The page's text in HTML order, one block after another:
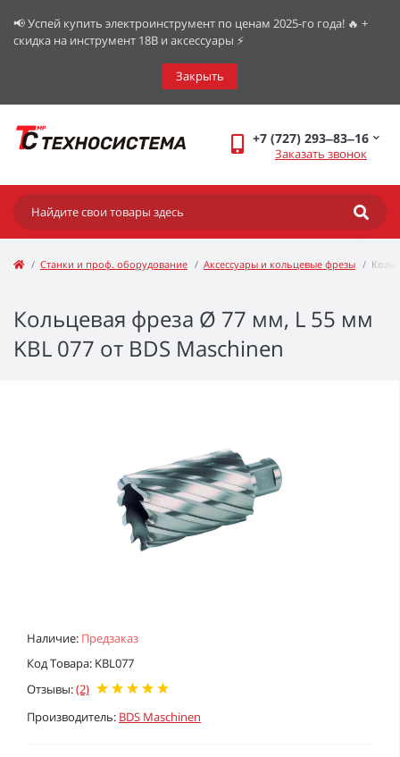
📢 Успей купить электроинструмент по ценам 2025-го года! 🔥 +
скидка на инструмент 18В и аксессуары ⚡️
Закрыть
+7 (727) 293‒83‒16
Заказать звонок
Станки и проф. оборудование Аксессуары и кольцевые фрезы
Кольцевая фреза Ø 77 мм, L 55 мм
KBL 077 от BDS Maschinen
Наличие: Предзаказ
Код Товара: KBL077
Отзывы:(2)
Производитель: BDS Maschinen